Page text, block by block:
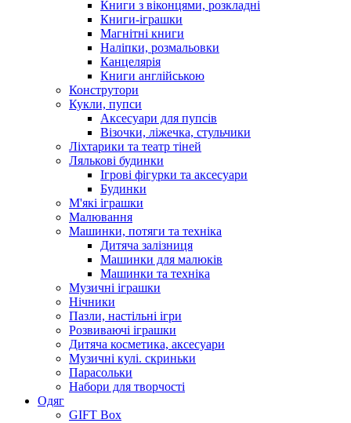
Книги з віконцями, розкладні
Книги-іграшки
Магнітні книги
Наліпки, розмальовки
Канцелярія
Книги англійською
Конструтори
Кукли, пупси
Аксесуари для пупсів
Візочки, ліжечка, стульчики
Ліхтарики та театр тіней
Лялькові будинки
Ігрові фігурки та аксесуари
Будинки
М'які іграшки
Малювання
Машинки, потяги та техніка
Дитяча залізниця
Машинки для малюків
Машинки та техніка
Музичні іграшки
Нічники
Пазли, настільні ігри
Розвиваючі іграшки
Дитяча косметика, аксесуари
Музичні кулі. скриньки
Парасольки
Набори для творчості
Одяг
GIFT Box